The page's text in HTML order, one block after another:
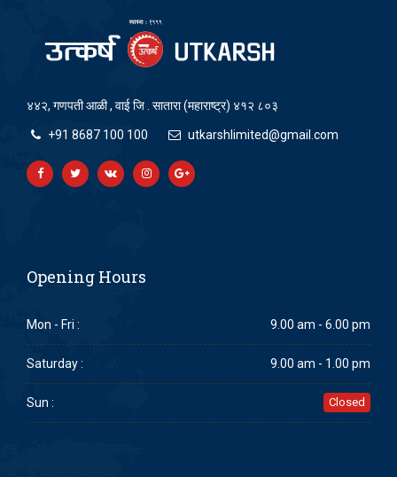
४४२, गणपती आळी , वाई जि . सातारा (महाराष्ट्र) ४१२ ८०३
+91 8687 100 100 utkarshlimited@gmail.com
Opening Hours
Mon - Fri : 9.00 am - 6.00 pm
Saturday : 9.00 am - 1.00 pm
Sun : Closed